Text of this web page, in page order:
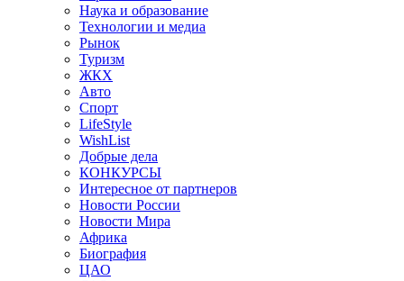
Наука и образование
Технологии и медиа
Рынок
Туризм
ЖКХ
Авто
Спорт
LifeStyle
WishList
Добрые дела
КОНКУРСЫ
Интересное от партнеров
Новости России
Новости Мира
Африка
Биография
ЦАО